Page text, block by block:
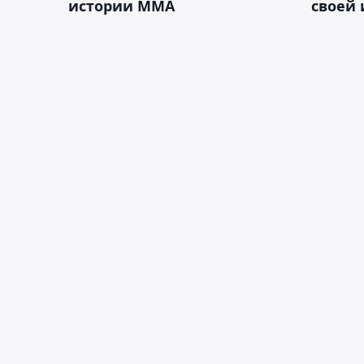
истории ММА своей